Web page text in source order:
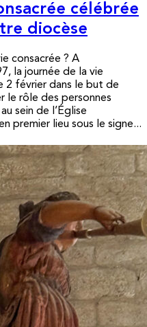
célébrée
diocèse
consacrée ? A
la journée de la vie
2 février dans le but de
le rôle des personnes
sein de l’Église
premier lieu sous le signe...